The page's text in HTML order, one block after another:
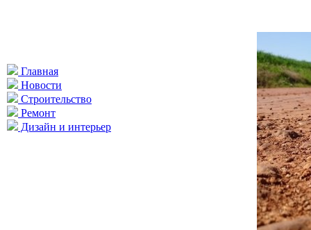
Главная
Новости
Строительство
Ремонт
Дизайн и интерьер